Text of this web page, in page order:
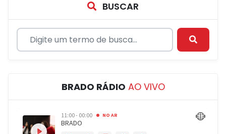
BUSCAR
BRADO RÁDIO AO VIVO